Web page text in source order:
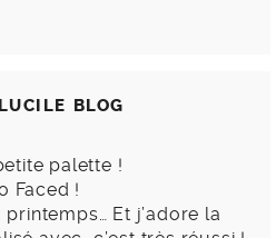
BLOG
palette !
Faced !
Et j’adore la